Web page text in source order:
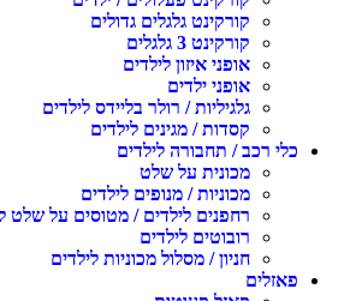
קורקינט גלגלים גדולים
קורקינט 3 גלגלים
אופני איזון לילדים
אופני ילדים
גלגיליות / רולר בליידס לילדים
קסדות / מגינים לילדים
כלי רכב / תחבורה לילדים
מכונית על שלט
מכוניות / מנופים לילדים
רחפנים לילדים / מטוסים על שלט
רובוטים לילדים
חניון / מסלול מכוניות לילדים
פאזלים